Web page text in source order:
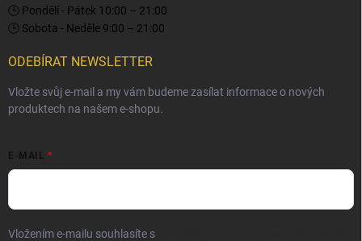
🕒 Pondělí - Pátek 10:00 – 21:00
🕒 Sobota - Neděle 9:00 – 21:00
ODEBÍRAT NEWSLETTER
Vložte svůj e-mail a my vám budeme zasílat informace o nových
produktech na našem e-shopu.
E-MAIL
Vložením e-mailu souhlasíte s